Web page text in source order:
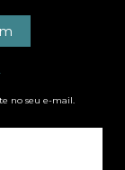
no seu e-mail.